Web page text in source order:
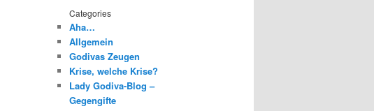
Categories
Aha…
Allgemein
Godivas Zeugen
Krise, welche Krise?
Lady Godiva-Blog –
Gegengifte